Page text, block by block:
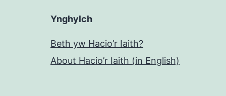
Ynghylch
Beth yw Hacio’r Iaith?
About Hacio’r Iaith (in English)